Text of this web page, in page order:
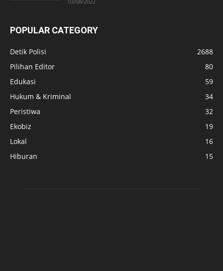
POPULAR CATEGORY
Detik Polisi
2688
Pilihan Editor
80
Edukasi
59
Hukum & Kriminal
34
Peristiwa
32
Ekobiz
19
Lokal
16
Hiburan
15